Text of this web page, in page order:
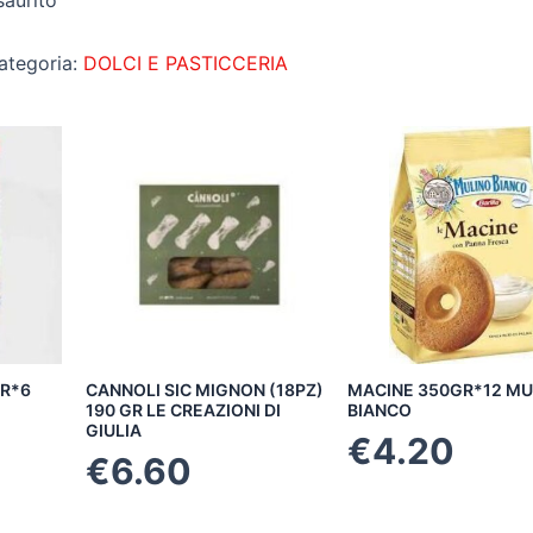
DOLCI E PASTICCERIA
CANNOLI SIC MIGNON (18PZ)
190 GR LE CREAZIONI DI
GIULIA
€6.60
MACINE 350GR*12
BIANCO
€4.20